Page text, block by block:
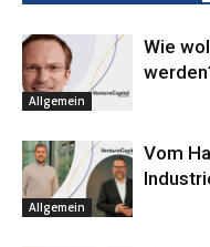
Allgemein
Wie
Allgemein
Vom